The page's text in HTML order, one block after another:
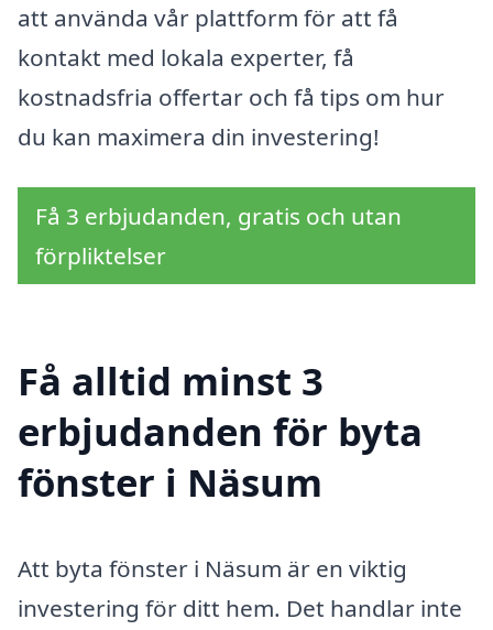
att använda vår plattform för att få
kontakt med lokala experter, få
kostnadsfria offertar och få tips om hur
du kan maximera din investering!
Få 3 erbjudanden, gratis och utan
förpliktelser
Få alltid minst 3
erbjudanden för byta
fönster i Näsum
Att byta fönster i Näsum är en viktig
investering för ditt hem. Det handlar inte